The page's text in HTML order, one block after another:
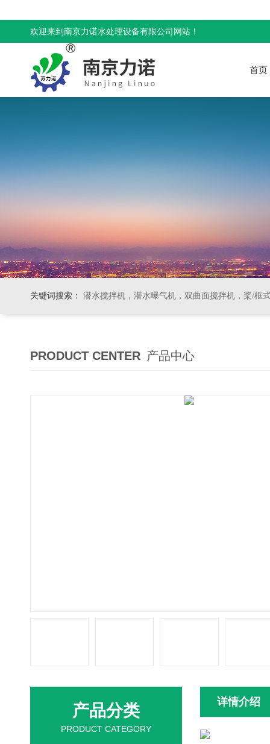
欢迎来到南京力诺水处理设备有限公司网站！
首页
关键词搜索： 潜水搅拌机，潜水曝气机，双曲面搅拌机，桨/框式搅拌
PRODUCT CENTER 产品中心
详情介绍
产品分类
PRODUCT CATEGORY